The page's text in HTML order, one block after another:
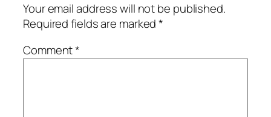
Your email address will not be published.
Required fields are marked*
Comment*